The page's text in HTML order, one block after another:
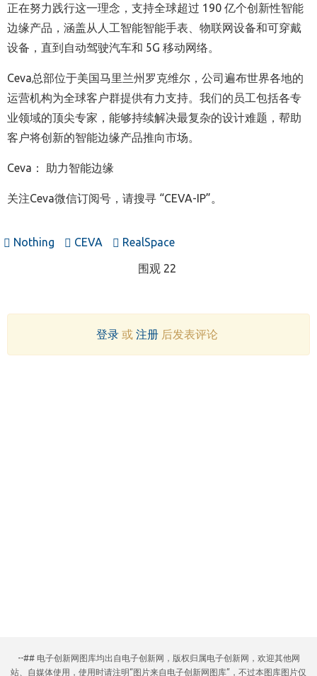
正在努力践行这一理念，支持全球超过 190 亿个创新性智能
边缘产品，涵盖从人工智能智能手表、物联网设备和可穿戴
设备，直到自动驾驶汽车和 5G 移动网络。
Ceva总部位于美国马里兰州罗克维尔，公司遍布世界各地的
运营机构为全球客户群提供有力支持。我们的员工包括各专
业领域的顶尖专家，能够持续解决最复杂的设计难题，帮助
客户将创新的智能边缘产品推向市场。
Ceva： 助力智能边缘
关注Ceva微信订阅号，请搜寻 “CEVA-IP”。
Nothing CEVA RealSpace
围观 22
登录或 注册后发表评论
--## 电子创新网图库均出自电子创新网，版权归属电子创新网，欢迎其他网
站、自媒体使用，使用时请注明“图片来自电子创新网图库”，不过本图库图片仅